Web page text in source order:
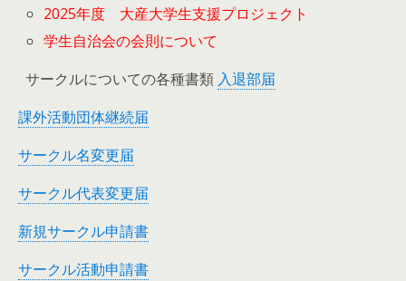
2025年度 大産大学生支援プロジェクト
学生自治会の会則について
サークルについての各種書類 入退部届
課外活動団体継続届
サークル名変更届
サークル代表変更届
新規サークル申請書
サークル活動申請書